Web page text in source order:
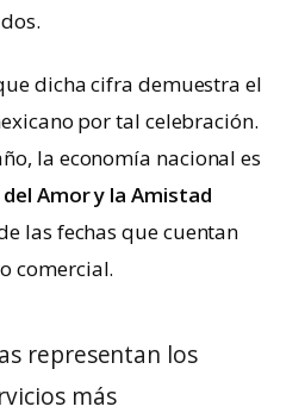
dicha cifra demuestra el
por tal celebración.
la economía nacional es
del Amor y la Amistad
las fechas que cuentan
comercial.
representan los
más